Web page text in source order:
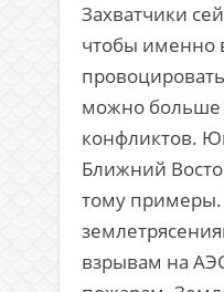
Захватчики
чтобы именно
можно
конфликтов.
Ближний
тому
взрывам на